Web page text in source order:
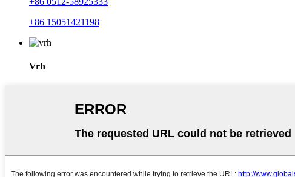
+86 15051421198
Vrh